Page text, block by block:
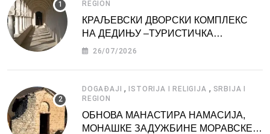
REGION
КРАЉЕВСКИ ДВОРСКИ КОМПЛЕКС
НА ДЕДИЊУ –ТУРИСТИЧКА
АТРАКЦИЈА
26/07/2026
DOGAĐAJI ,ISTORIJA I RELIGIJA , SRBIJA I
REGION
ОБНОВА МАНАСТИРА НАМАСИЈА,
МОНАШКЕ ЗАДУЖБИНЕ МОРАВСКЕ